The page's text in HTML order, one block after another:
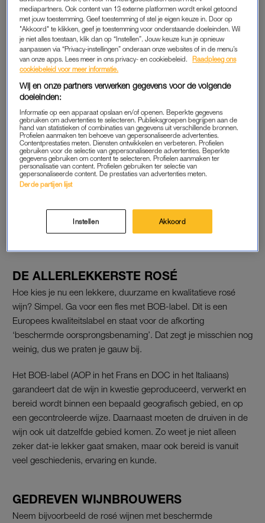
naar het schap hebt staan staren, kies je uiteindelijk maar een
fles. Niet omdat je wéét dat het een exemplaar van hoge
kwaliteit is, maar puur omdat de kleur of het etiket je
aanspreken. Dat kan beter.
DE ALLERLEKKERSTE ROSÉ
Hoe kies je nu een lekkere, duurzame en kwalitatieve rosé
wijn? Simpel. Ga voor een fles met BOB-label. Dit is een
Europees kwaliteitslabel en staat voor de afkorting
‘beschermde oorsprongsbenaming’. Dat zegt je misschien nog
weinig, dus we praten je gauw bij.
Het BOB-label (AOP in het Frans en DOC in het Italiaans)
garandeert dat de wijn in kwestie geproduceerd, verwerkt en
bereid wordt binnen een bepaald geografisch gebied, en op
een gecontroleerde wijze. Daarnaast moeten de druiven in de
wijn ook uit datzelfde gebied komen. Zo weet je niet alleen
zeker dat-ie lekker gaat smaken, maar ook bereid is vanuit
veel geschiedenis, ervaring en kunde.
GEDREVEN WIJNBROUWERS
Neem bijvoorbeeld de rosé wijnen met beschermde
mediapartners. Ook content van 13 externe platformen wordt enkel getoond
met jouw toestemming. Geef toestemming of stel je eigen keuze in. Door op
"Akkoord" te klikken, geef je toestemming voor onderstaande doeleinden. Wil
je niet alles toestaan, klik dan op “Instellen”. Jouw keuze kun je opnieuw
aanpassen via “Privacy-instellingen” onderaan onze websites of in de menu’s
van onze apps. Lees meer in ons privacy- en cookiebeleid.
Raadpleeg ons
cookiebeleid voor meer informatie.
Wij en onze partners verwerken gegevens voor de volgende
doeleinden:
Informatie op een apparaat opslaan en/of openen. Beperkte gegevens
gebruiken om advertenties te selecteren. Publieksgroepen begrijpen aan de
hand van statistieken of combinaties van gegevens uit verschillende bronnen.
Profielen aanmaken ten behoeve van gepersonaliseerde advertenties.
Contentprestaties meten. Diensten ontwikkelen en verbeteren. Profielen
gebruiken voor de selectie van gepersonaliseerde advertenties. Beperkte
gegevens gebruiken om content te selecteren. Profielen aanmaken ter
personalisatie van content. Profielen gebruiken ter selectie van
gepersonaliseerde content. De prestaties van advertenties meten.
Derde partijen lijst
Instellen Akkoord